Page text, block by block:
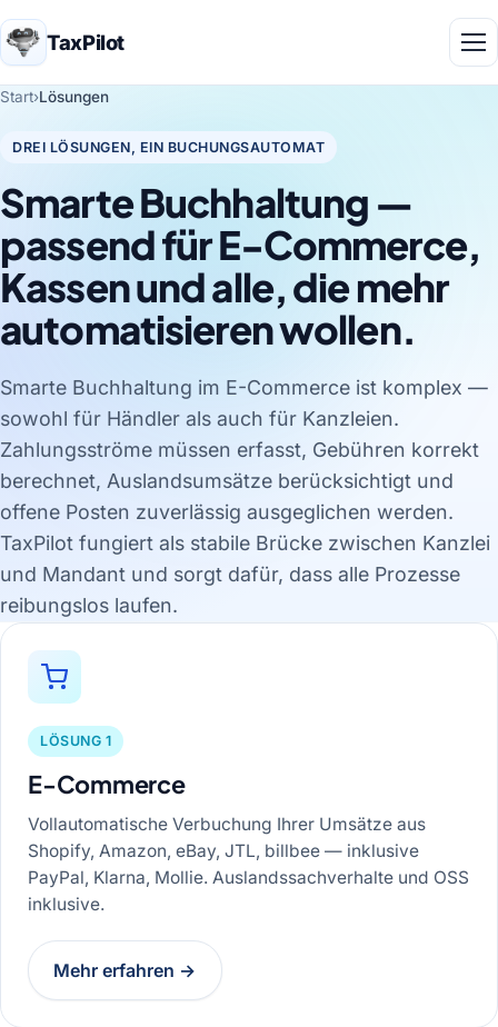
TaxPilot
Start›Lösungen
DREI LÖSUNGEN, EIN BUCHUNGSAUTOMAT
Smarte Buchhaltung —
passend für E-Commerce,
Kassen und alle, die mehr
automatisieren wollen.
Smarte Buchhaltung im E-Commerce ist komplex —
sowohl für Händler als auch für Kanzleien.
Zahlungsströme müssen erfasst, Gebühren korrekt
berechnet, Auslandsumsätze berücksichtigt und
offene Posten zuverlässig ausgeglichen werden.
TaxPilot fungiert als stabile Brücke zwischen Kanzlei
und Mandant und sorgt dafür, dass alle Prozesse
reibungslos laufen.
LÖSUNG 1
E-Commerce
Vollautomatische Verbuchung Ihrer Umsätze aus
Shopify, Amazon, eBay, JTL, billbee — inklusive
PayPal, Klarna, Mollie. Auslandssachverhalte und OSS
inklusive.
Mehr erfahren →